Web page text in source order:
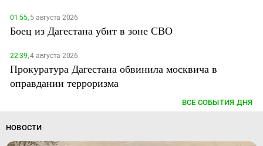
01:55,5 августа 2026
Боец из Дагестана убит в зоне СВО
22:39,4 августа 2026
Прокуратура Дагестана обвинила москвича в
оправдании терроризма
ВСЕ СОБЫТИЯ ДНЯ
НОВОСТИ